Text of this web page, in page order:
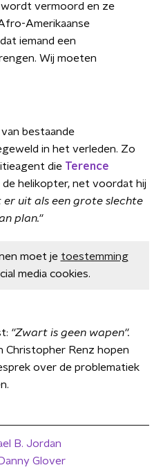
wordt vermoord en ze
Amerikaanse
iemand een
Wij moeten
bestaande
in het verleden. Zo
die Terence
helikopter, net voordat hij
er uit als een grote slechte
plan.''
moet je toestemming
media cookies.
''Zwart is geen wapen''.
Christopher Renz hopen
over de problematiek
B. Jordan
Danny Glover